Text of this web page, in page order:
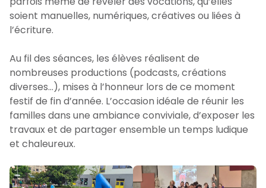
soient manuelles, numériques, créatives ou liées à
l’écriture.
Au fil des séances, les élèves réalisent de
nombreuses productions (podcasts, créations
diverses…), mises à l’honneur lors de ce moment
festif de fin d’année. L’occasion idéale de réunir les
familles dans une ambiance conviviale, d’exposer les
travaux et de partager ensemble un temps ludique
et chaleureux.